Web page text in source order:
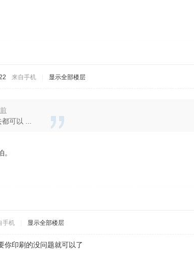
来自手机 显示全部楼层
可以 ...
手机 显示全部楼层
你印刷的没问题就可以了